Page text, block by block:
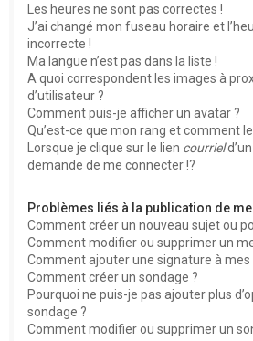
Les heures ne sont pas correctes !
J’ai changé mon fuseau horaire et
incorrecte !
Ma langue n’est pas dans la liste !
A quoi correspondent les images à
d’utilisateur ?
Comment puis-je afficher un avatar ?
Qu’est-ce que mon rang et comment
Lorsque je clique sur le lien courriel
demande de me connecter !?
Problèmes liés à la publication de
Comment créer un nouveau sujet ou
Comment modifier ou supprimer un
Comment ajouter une signature à mes
Comment créer un sondage ?
Pourquoi ne puis-je pas ajouter plus
sondage ?
Comment modifier ou supprimer un